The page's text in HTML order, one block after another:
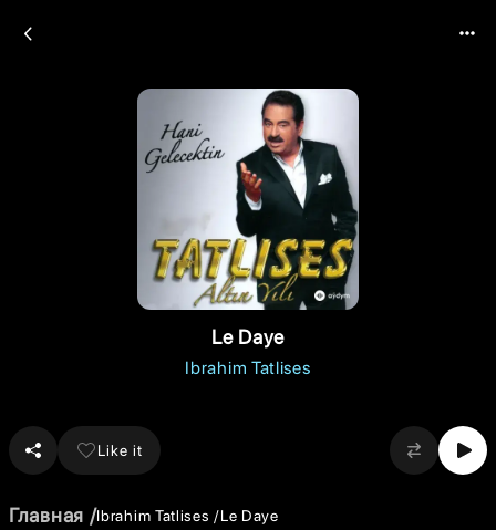
Le Daye
Ibrahim Tatlises
Like it
Главная Ibrahim Tatlises Le Daye